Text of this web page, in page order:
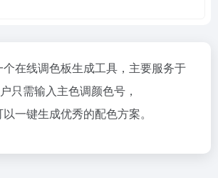
在线调色板生成工具，主要服务于
只需输入主色调颜色号，
一键生成优秀的配色方案。